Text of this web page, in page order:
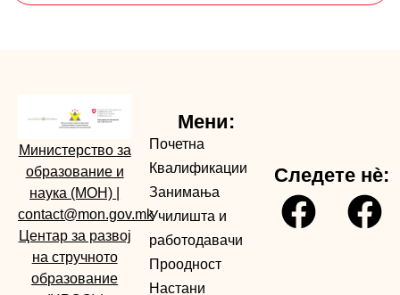
Министерство за
образование и
наука (МОН)
contact@mon.gov.mk
Центар за развој
на стручното
образование
Мени:
Почетна
Квалификации
Занимања
Училишта и
работодавачи
Проодност
Настани
Следете нè: